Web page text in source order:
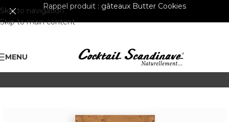
Skip to navigation
Skip to main content
Rappel produit : gâteaux Butter Cookies
MENU